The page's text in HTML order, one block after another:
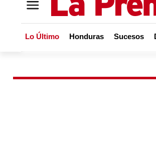
Lo Último Honduras Sucesos